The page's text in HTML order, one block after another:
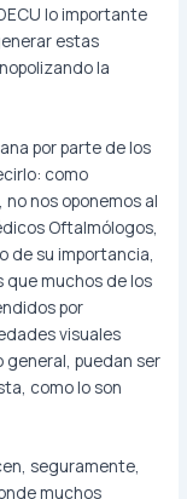
lo importante
estas
la
por parte de los
como
nos oponemos al
Oftalmólogos,
de su importancia,
que muchos de los
por
visuales
general, puedan ser
como lo son
seguramente,
muchos